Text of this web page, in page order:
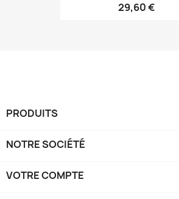
29,60 €
PRODUITS
NOTRE SOCIÉTÉ
VOTRE COMPTE